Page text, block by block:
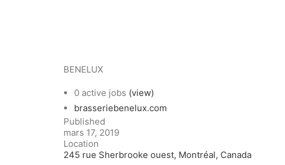
BENELUX
0 active jobs (view)
brasseriebenelux.com
Published
mars 17, 2019
Location
245 rue Sherbrooke ouest, Montréal, Canada